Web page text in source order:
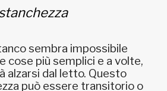
De
(Italia)sembra impossibile
cose più semplici e a volte,
alzarsi dal letto. Questo
può essere transitorio o